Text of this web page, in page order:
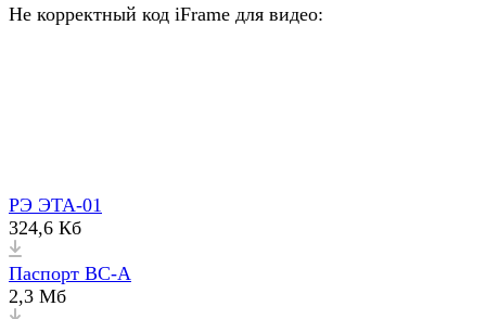
Не корректный код iFrame для видео:
РЭ ЭТА-01
324,6 Кб
Паспорт ВС-А
2,3 Мб